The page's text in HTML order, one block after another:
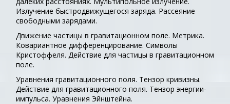
Излучение быстродвижущегося заряда. Рассеяние
свободными зарядами.
Движение частицы в гравитационном поле. Метрика.
Ковариантное дифференцирование. Символы
Кристоффеля. Действие для частицы в гравитационном
поле.
Уравнения гравитационного поля. Тензор кривизны.
Действие для гравитационного поля. Тензор энергии-
импульса. Уравнения Эйнштейна.